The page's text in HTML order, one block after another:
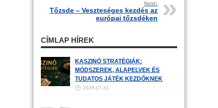
Next:
Tőzsde – Veszteséges kezdés az
európai tőzsdéken
CÍMLAP HÍREK
KASZINÓ STRATÉGIÁK:
MÓDSZEREK, ALAPELVEK ÉS
TUDATOS JÁTÉK KEZDŐKNEK
2026-07-31